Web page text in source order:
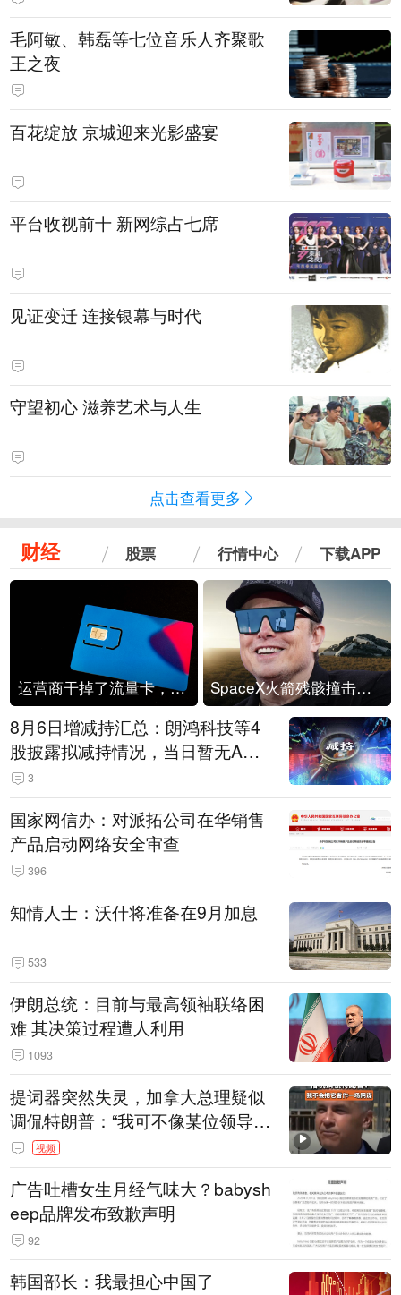
毛阿敏、韩磊等七位音乐人齐聚歌
王之夜
百花绽放 京城迎来光影盛宴
平台收视前十 新网综占七席
见证变迁 连接银幕与时代
守望初心 滋养艺术与人生
点击查看更多
财经 股票 行情中心 下载APP
运营商干掉了流量卡，他们真的玩不起了 SpaceX火箭残骸撞击月球
8月6日增减持汇总：朗鸿科技等4
股披露拟减持情况，当日暂无A股
公司披露拟增持情况（表）
3
国家网信办：对派拓公司在华销售
产品启动网络安全审查
396
知情人士：沃什将准备在9月加息
533
伊朗总统：目前与最高领袖联络困
难 其决策过程遭人利用
1093
提词器突然失灵，加拿大总理疑似
调侃特朗普：“我可不像某位领导
人，把这当成一场阴谋”，全场哄笑
视频
广告吐槽女生月经气味大？babysh
eep品牌发布致歉声明
92
韩国部长：我最担心中国了